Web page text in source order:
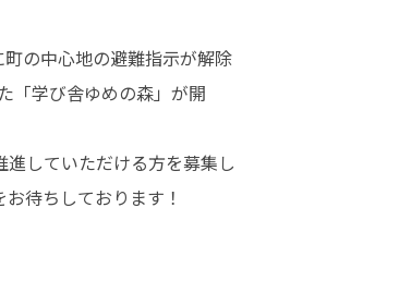
の中心地の避難指示が解除
「学び舎ゆめの森」が開
していただける方を募集し
待ちしております！